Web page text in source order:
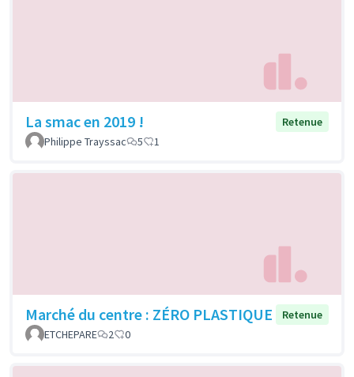
La smac en 2019 !
Retenue
Philippe Trayssac
5 1
Marché du centre : ZÉRO PLASTIQUE
Retenue
ETCHEPARE
2 0